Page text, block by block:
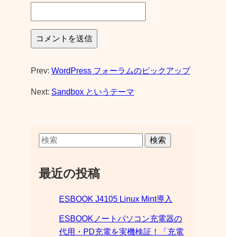
Prev: WordPress フォーラムのピックアップ
Next: Sandbox というテーマ
検索
最近の投稿
ESBOOK J4105 Linux Mint導入
ESBOOKノートパソコン充電器の
代用・PD充電を実機検証！「充電